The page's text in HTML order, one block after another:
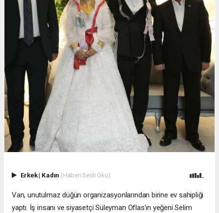
Erkek| Kadın (Haberi Sesli Oku)
Van, unutulmaz düğün organizasyonlarından birine ev sahipliği
yaptı. İş insanı ve siyasetçi Süleyman Oflas'ın yeğeni Selim